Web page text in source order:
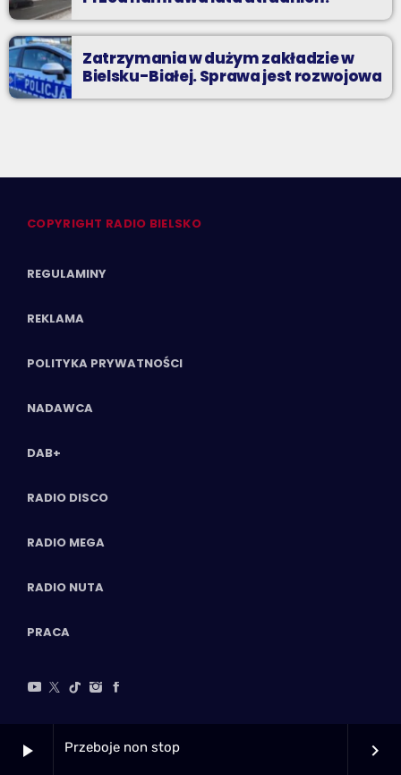
play_arrow Przeboje non stop keyboard_arrow_right
Zatrzymania w dużym zakładzie w
Bielsku-Białej. Sprawa jest rozwojowa
COPYRIGHT RADIO BIELSKO
REGULAMINY
REKLAMA
POLITYKA PRYWATNOŚCI
NADAWCA
DAB+
RADIO DISCO
RADIO MEGA
RADIO NUTA
PRACA